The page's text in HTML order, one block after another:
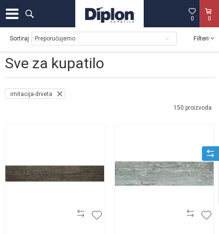
0
0
Sve za kupatilo
Sortiraj Filteri
imitacija-drveta
150 proizvoda